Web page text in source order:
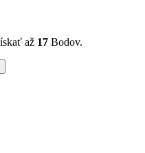
až 17 Bodov.